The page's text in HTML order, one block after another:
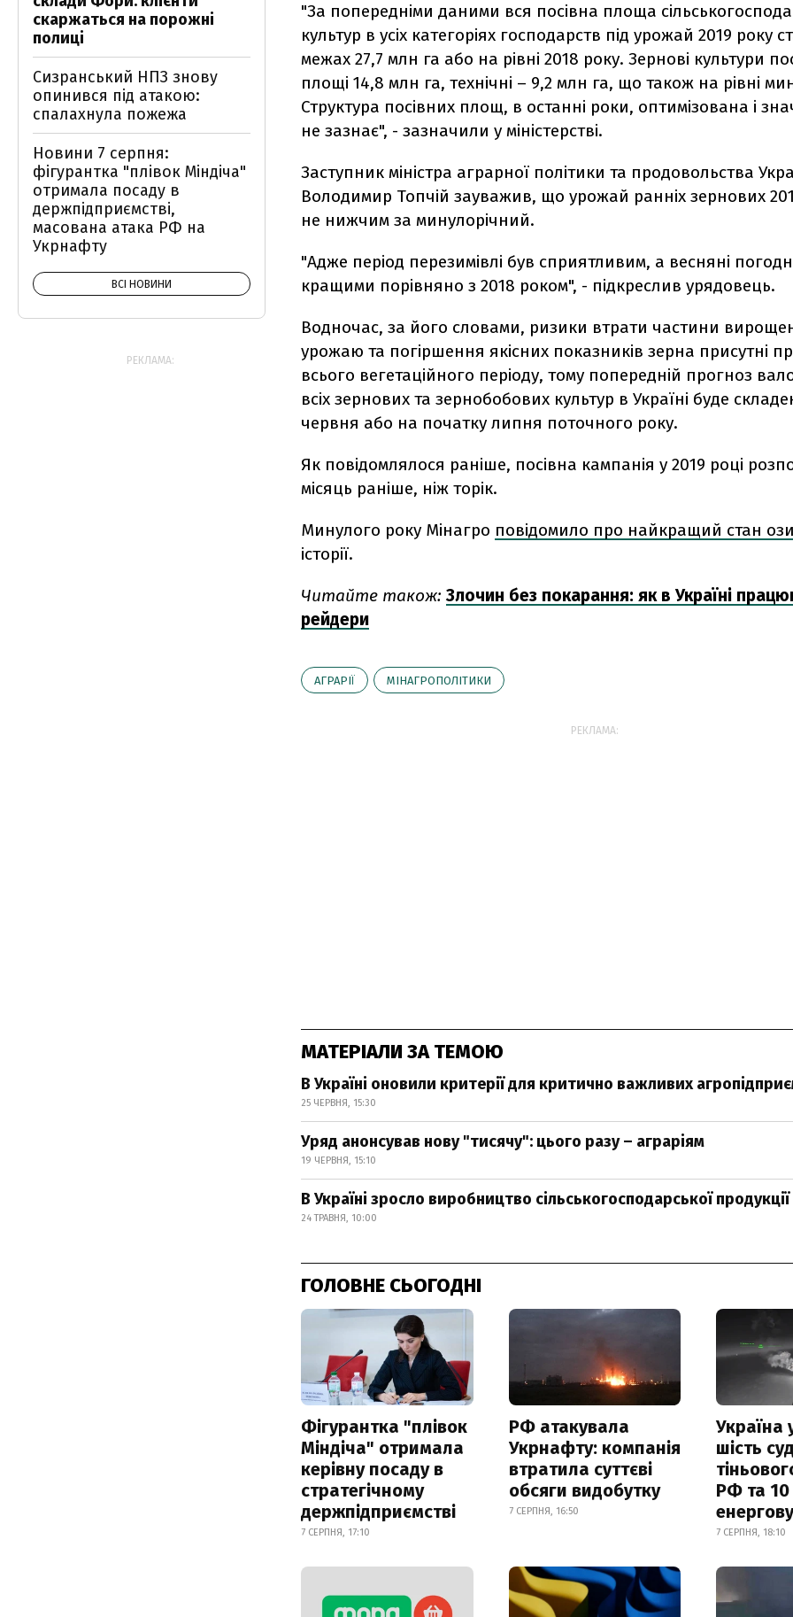
"За попередніми даними вся посівна площа
культур в усіх категоріях господарств під урожай 2019 року
межах 27,7 млн га або на рівні 2018 року. Зернові культури
площі 14,8 млн га, технічні – 9,2 млн га, що також на рівні
Структура посівних площ, в останні роки, оптимізована і
не зазнає", - зазначили у міністерстві.
Заступник міністра аграрної політики та продовольства
Володимир Топчій зауважив, що урожай ранніх зернових
не нижчим за минулорічний.
"Адже період перезимівлі був сприятливим, а весняні
кращими порівняно з 2018 роком", - підкреслив урядовець.
Водночас, за його словами, ризики втрати частини
урожаю та погіршення якісних показників зерна присутні
всього вегетаційного періоду, тому попередній прогноз
всіх зернових та зернобобових культур в Україні буде
червня або на початку липня поточного року.
Як повідомлялося раніше, посівна кампанія у 2019 році
місяць раніше, ніж торік.
Минулого року Мінагро повідомило про найкращий стан
історії.
Читайте також: Злочин без покарання: як в Україні
рейдери
АГРАРІЇ МІНАГРОПОЛІТИКИ
РЕКЛАМА:
МАТЕРІАЛИ ЗА ТЕМОЮ
В Україні оновили критерії для критично важливих
25 ЧЕРВНЯ, 15:30
Уряд анонсував нову "тисячу": цього разу – аграріям
19 ЧЕРВНЯ, 15:10
В Україні зросло виробництво сільськогосподарської продукції
24 ТРАВНЯ, 10:00
ГОЛОВНЕ СЬОГОДНІ
Фігурантка "плівок
Міндіча" отримала
керівну посаду в
стратегічному
держпідприємстві
7 СЕРПНЯ, 17:10
РФ атакувала
Укрнафту: компанія
втратила суттєві
обсяги видобутку
7 СЕРПНЯ, 16:50
Україна
шість
РФ та 10
7 СЕРПНЯ, 18:10
скаржаться на порожні
полиці
Сизранський НПЗ знову
опинився під атакою:
спалахнула пожежа
Новини 7 серпня:
фігурантка "плівок Міндіча"
отримала посаду в
держпідприємстві,
масована атака РФ на
Укрнафту
ВСІ НОВИНИ
РЕКЛАМА: